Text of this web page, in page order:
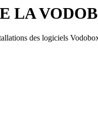
LA
des logiciels